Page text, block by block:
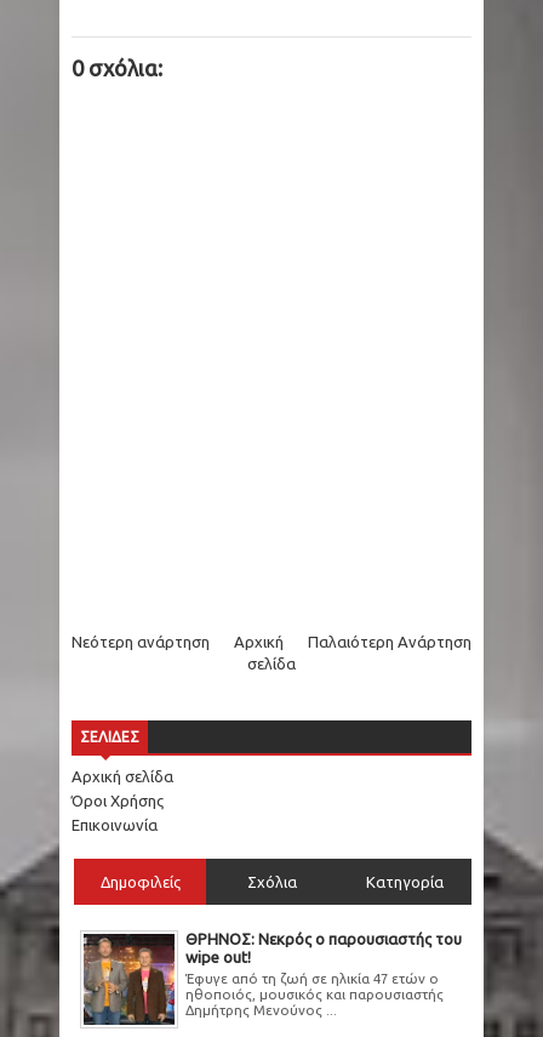
0 σχόλια:
Νεότερη ανάρτηση Παλαιότερη Ανάρτηση
Αρχική
σελίδα
ΣΕΛΙΔΕΣ
Αρχική σελίδα
Όροι Χρήσης
Επικοινωνία
Δημοφιλείς Σχόλια Κατηγορία
ΘΡΗΝΟΣ: Νεκρός ο παρουσιαστής του
wipe out!
Έφυγε από τη ζωή σε ηλικία 47 ετών ο
ηθοποιός, μουσικός και παρουσιαστής
Δημήτρης Μενούνος ...